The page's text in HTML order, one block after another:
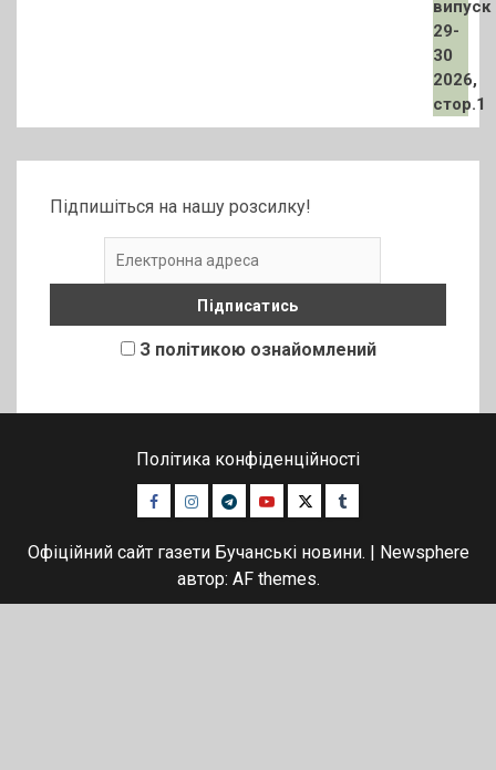
Підпишіться на нашу розсилку!
З політикою ознайомлений
Політика конфіденційності
Facebook
Instagram
TelegramYoutubeTwitterTumblr
Офіційний сайт газети Бучанські новини.
Newsphere
автор: AF themes.